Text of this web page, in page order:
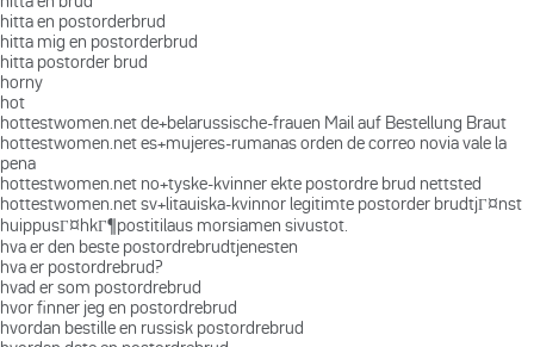
hitta en postorderbrud
hitta mig en postorderbrud
hitta postorder brud
horny
hot
hottestwomen.net de+belarussische-frauen Mail auf Bestellung Braut
hottestwomen.net es+mujeres-rumanas orden de correo novia vale la
pena
hottestwomen.net no+tyske-kvinner ekte postordre brud nettsted
hottestwomen.net sv+litauiska-kvinnor legitimte postorder brudtjГ¤nst
huippusГ¤hkГ¶postitilaus morsiamen sivustot.
hva er den beste postordrebrudtjenesten
hva er postordrebrud?
hvad er som postordrebrud
hvor finner jeg en postordrebrud
hvordan bestille en russisk postordrebrud